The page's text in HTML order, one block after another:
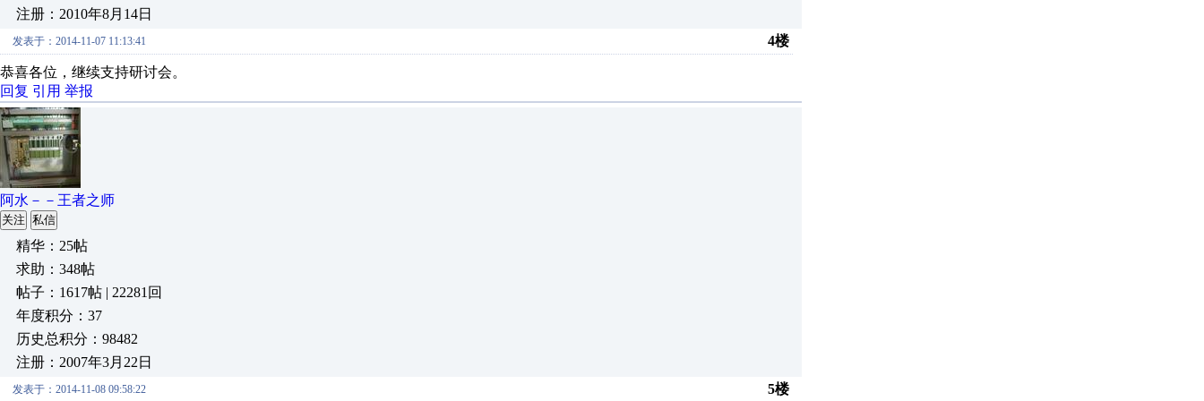
注册：2010年8月14日
发表于：2014-11-07 11:13:41 4楼
恭喜各位，继续支持研讨会。
回复 引用 举报
阿水－－王者之师
关注 私信
精华：25帖
求助：348帖
帖子：1617帖 | 22281回
年度积分：37
历史总积分：98482
注册：2007年3月22日
发表于：2014-11-08 09:58:22 5楼